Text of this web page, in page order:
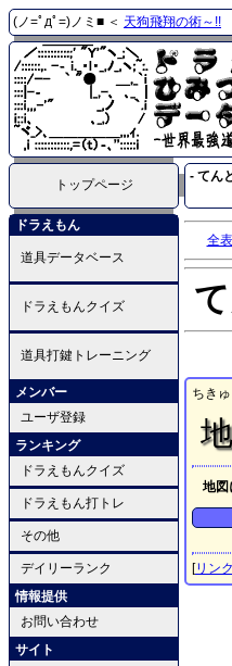
(ノ=ﾟдﾟ=)ノミ■ ＜ 天狗飛翔の術～!!
トップページ
- てん
ドラえもん
道具データベース
ドラえもんクイズ
道具打鍵トレーニング
メンバー
ユーザ登録
ランキング
ドラえもんクイズ
ドラえもん打トレ
その他
デイリーランク
情報提供
お問い合わせ
サイト
全
ちき
地図
[リン